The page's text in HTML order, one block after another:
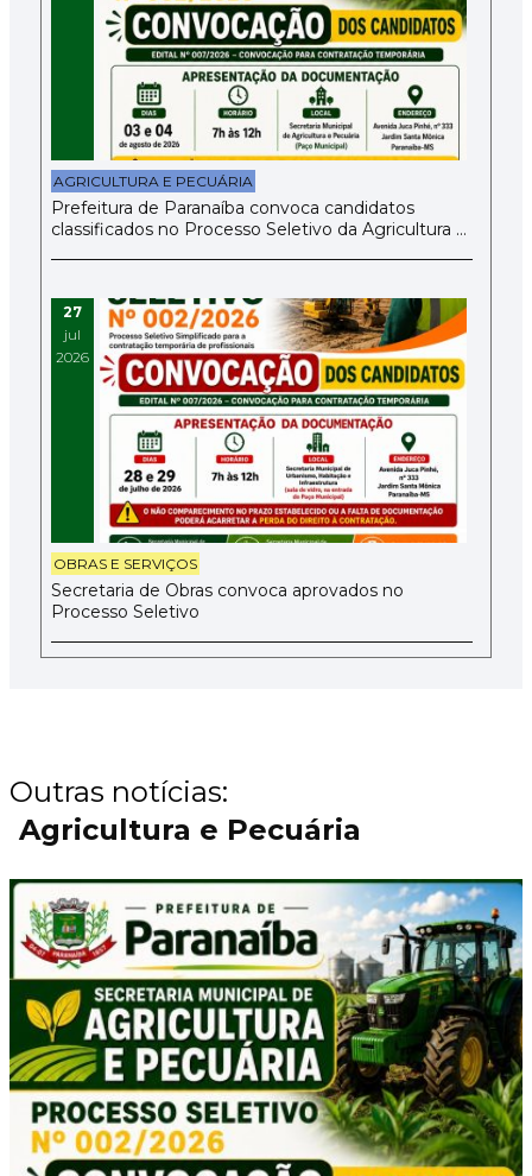
AGRICULTURA E PECUÁRIA
Prefeitura de Paranaíba convoca candidatos
classificados no Processo Seletivo da Agricultura e
27
jul
2026
OBRAS E SERVIÇOS
Secretaria de Obras convoca aprovados no
Processo Seletivo
Outras notícias:
Agricultura e Pecuária